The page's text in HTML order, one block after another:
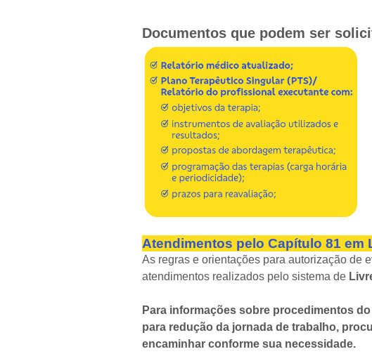
Documentos que podem ser
Atendimentos pelo Capítulo 81 em
As regras e orientações para autorização de
atendimentos realizados pelo sistema de
Para informações sobre procedimentos
para redução da jornada de trabalho,
encaminhar conforme sua necessidade.